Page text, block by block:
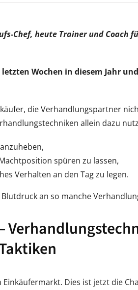
Chef, heute Trainer und Coach
Wochen in diesem Jahr
die Verhandlungspartner
allein dazu
spüren zu lassen,
Verhalten an den Tag zu legen.
an so manche
Dies ist jetzt die